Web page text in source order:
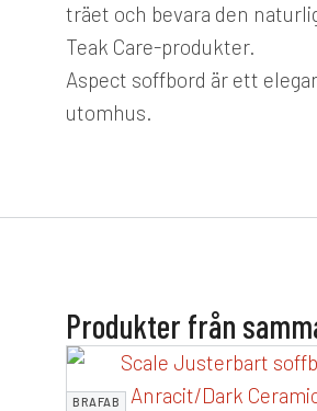
träet och bevara den
Teak Care-produkter.
Aspect soffbord är ett
utomhus.
Produkter från
BRAFAB